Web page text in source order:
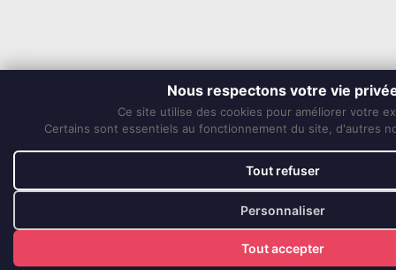
Nous respectons votre vie
Ce site utilise des cookies pour améliorer votre
Certains sont essentiels au fonctionnement du site, d'autres
Tout refuser
Personnaliser
Tout accepter